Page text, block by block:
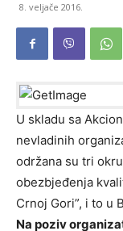
8. veljače 2016.
U skladu sa
nevladinih
održana su tri
obezbjeđenja
Crnoj Gori”, i to u
Na poziv